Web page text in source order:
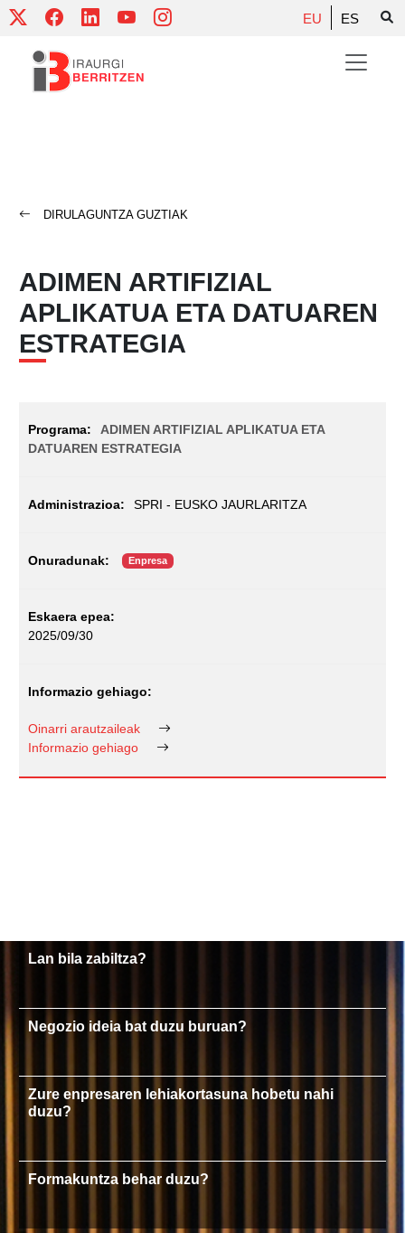
Skip
content
EU ES
DIRULAGUNTZA GUZTIAK
ADIMEN ARTIFIZIAL
APLIKATUA ETA DATUAREN
ESTRATEGIA
ADIMEN ARTIFIZIAL APLIKATUA ETA
DATUAREN ESTRATEGIA
SPRI - EUSKO JAURLARITZA
Enpresa
2025/09/30
Oinarri arautzaileak
Informazio gehiago
Lan bila zabiltza?
Negozio ideia bat duzu buruan?
Zure enpresaren lehiakortasuna hobetu nahi
duzu?
Formakuntza behar duzu?